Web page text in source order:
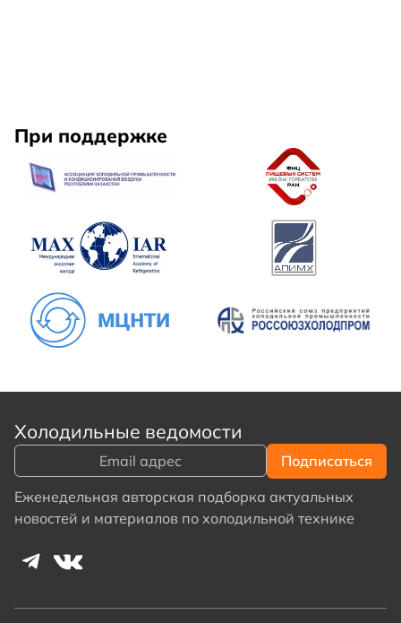
При поддержке
Холодильные ведомости
Еженедельная авторская подборка актуальных
новостей и материалов по холодильной технике